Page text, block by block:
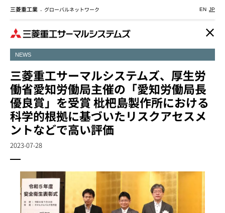
三菱重工業 - グローバルネットワーク EN JP
NEWS
三菱重工サーマルシステムズ、厚生労
働省愛知労働局主催の「愛知労働局長
優良賞」を受賞 枇杷島製作所における
科学的根拠に基づいたリスクアセスメ
ントなどで高い評価
2023-07-28